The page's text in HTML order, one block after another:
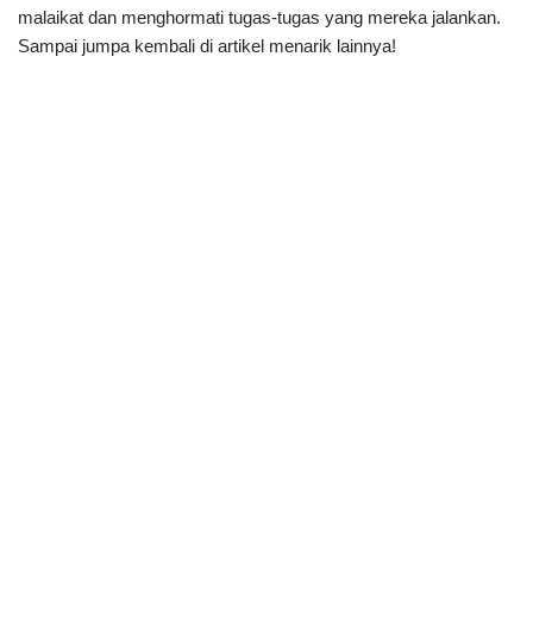
malaikat dan menghormati tugas-tugas yang mereka jalankan.
Sampai jumpa kembali di artikel menarik lainnya!